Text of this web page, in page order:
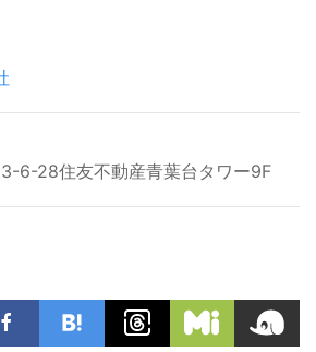
6-28住友不動産青葉台タワー9F